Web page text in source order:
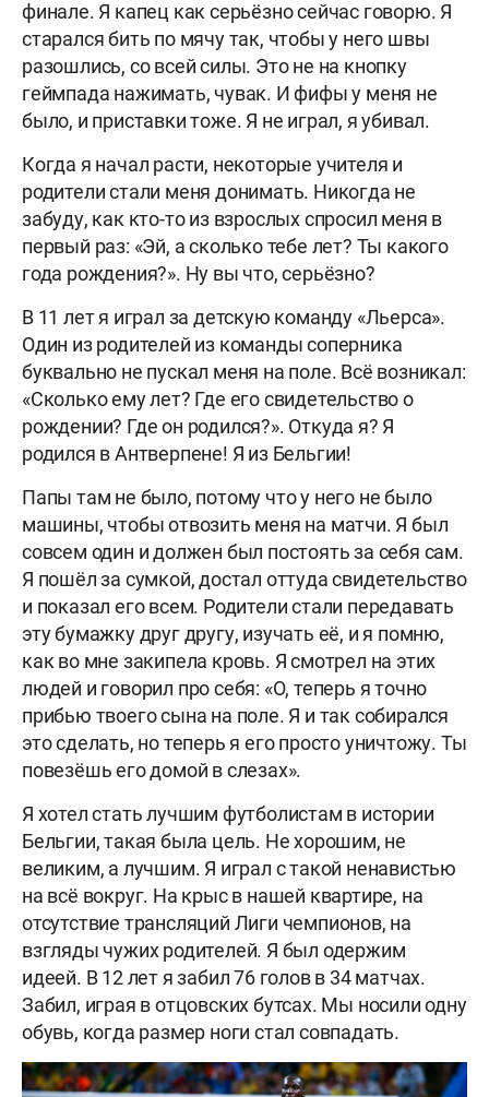
финале. Я капец как серьёзно сейчас говорю. Я
старался бить по мячу так, чтобы у него швы
разошлись, со всей силы. Это не на кнопку
геймпада нажимать, чувак. И фифы у меня не
было, и приставки тоже. Я не играл, я убивал.
Когда я начал расти, некоторые учителя и
родители стали меня донимать. Никогда не
забуду, как кто-то из взрослых спросил меня в
первый раз: «Эй, а сколько тебе лет? Ты какого
года рождения?». Ну вы что, серьёзно?
В 11 лет я играл за детскую команду «Льерса».
Один из родителей из команды соперника
буквально не пускал меня на поле. Всё возникал:
«Сколько ему лет? Где его свидетельство о
рождении? Где он родился?». Откуда я? Я
родился в Антверпене! Я из Бельгии!
Папы там не было, потому что у него не было
машины, чтобы отвозить меня на матчи. Я был
совсем один и должен был постоять за себя сам.
Я пошёл за сумкой, достал оттуда свидетельство
и показал его всем. Родители стали передавать
эту бумажку друг другу, изучать её, и я помню,
как во мне закипела кровь. Я смотрел на этих
людей и говорил про себя: «О, теперь я точно
прибью твоего сына на поле. Я и так собирался
это сделать, но теперь я его просто уничтожу. Ты
повезёшь его домой в слезах».
Я хотел стать лучшим футболистам в истории
Бельгии, такая была цель. Не хорошим, не
великим, а лучшим. Я играл с такой ненавистью
на всё вокруг. На крыс в нашей квартире, на
отсутствие трансляций Лиги чемпионов, на
взгляды чужих родителей. Я был одержим
идеей. В 12 лет я забил 76 голов в 34 матчах.
Забил, играя в отцовских бутсах. Мы носили одну
обувь, когда размер ноги стал совпадать.